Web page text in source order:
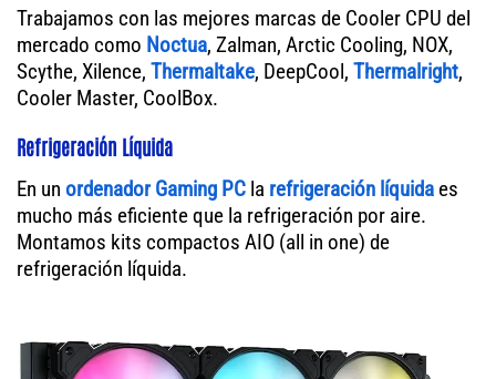
Trabajamos con las mejores marcas de Cooler CPU del
mercado como Noctua, Zalman, Arctic Cooling, NOX,
Scythe, Xilence, Thermaltake, DeepCool, Thermalright,
Cooler Master, CoolBox.
Refrigeración Líquida
En un ordenador Gaming PC la refrigeración líquida es
mucho más eficiente que la refrigeración por aire.
Montamos kits compactos AIO (all in one) de
refrigeración líquida.